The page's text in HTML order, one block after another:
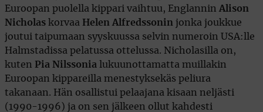
Euroopan puolella kippari vaihtuu, Englannin Alison
Nicholas korvaa Helen Alfredssonin jonka joukkue
joutui taipumaan syyskuussa selvin numeroin USA:lle
Halmstadissa pelatussa ottelussa. Nicholasilla on,
kuten
Pia Nilssonia lukuunottamatta muillakin
Euroopan kippareilla menestyksekäs peliura
takanaan. Hän osallistui pelaajana kisaan neljästi
(1990-1996) ja on sen jälkeen ollut kahdesti